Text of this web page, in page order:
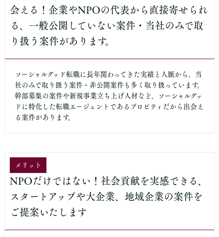
会える！企業やNPOの代表から直接寄せられ
る、一般公開していない案件・当社のみで取
り扱う案件があります。
ソーシャルグッド転職に長年関わってきた実績と人脈から、当
社のみで取り扱う案件・非公開案件も多く取り扱っています。
幹部募集の案件や新規事業立ち上げ人材など、ソーシャルグッ
ドに特化した転職エージェントであるプロビティだから出会え
る案件があります。
メリット
NPOだけではない！社会貢献を実感できる、
スタートアップや大企業、地域企業の案件を
ご提案いたします